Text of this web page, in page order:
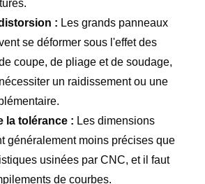
: Les grands panneaux
se déformer sous l'effet des
coupe, de pliage et de soudage,
un raidissement ou une
la tolérance : Les dimensions
généralement moins précises que
usinées par CNC, et il faut
de courbes.